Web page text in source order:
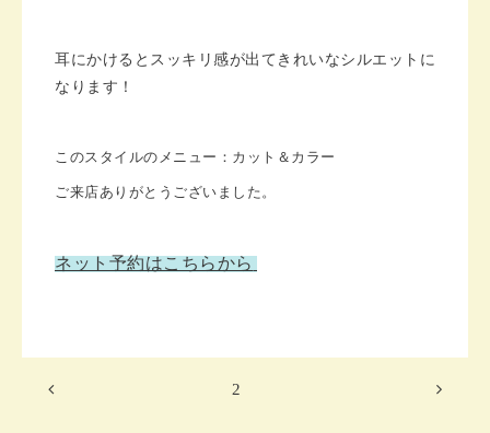
耳にかけるとスッキリ感が出てきれいなシルエットに
なります！
このスタイルのメニュー：カット＆カラー
ご来店ありがとうございました。
ネット予約はこちらから
2